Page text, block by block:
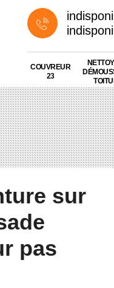
COUVREUR
23
sur
pas